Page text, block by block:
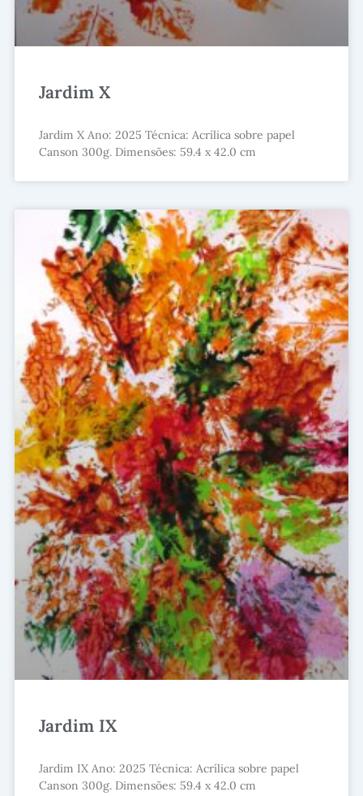
Jardim X
Jardim X Ano: 2025 Técnica: Acrílica sobre papel
Canson 300g. Dimensões: 59.4 x 42.0 cm
Jardim IX
Jardim IX Ano: 2025 Técnica: Acrílica sobre papel
Canson 300g. Dimensões: 59.4 x 42.0 cm